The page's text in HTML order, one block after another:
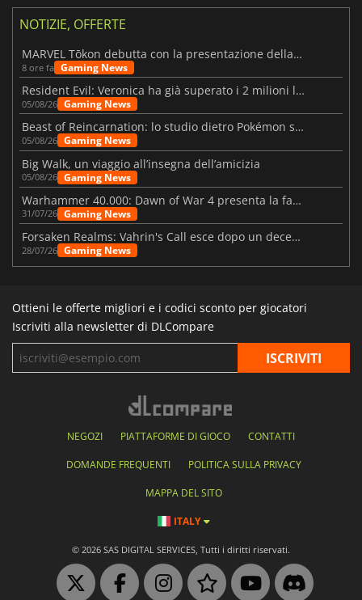
NOTIZIE, OFFERTE
MARVEL Tōkon debutta con la presentazione della roadmap per il primo anno
8 ore fa Gaming News
Resident Evil: Veronica ha già superato i 2 milioni liste dei desideri
05/08/26 Gaming News
Beast of Reincarnation: lo studio dietro Pokémon su una nuova strada
05/08/26 Gaming News
Big Walk, un viaggio all’insegna dell’amicizia
05/08/26 Gaming News
Warhammer 40.000: Dawn of War 4 presenta la fazione dei Necron
31/07/26 Gaming News
Forsaken Realms: Vahrin's Call esce dopo un decennio di sviluppo
28/07/26 Gaming News
Ottieni le offerte migliori e i codici sconto per giocatori
Iscriviti alla newsletter di DLCompare
NEGOZI PIATTAFORME DI GIOCO CONTATTI
DOMANDE FREQUENTI POLITICA SULLA PRIVACY
MAPPA DEL SITO
ITALY
© 2026 SAS DIGITAL SERVICES, Tutti i diritti riservati.